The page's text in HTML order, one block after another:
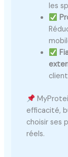
les
efficacité,
choisir ses
réels.